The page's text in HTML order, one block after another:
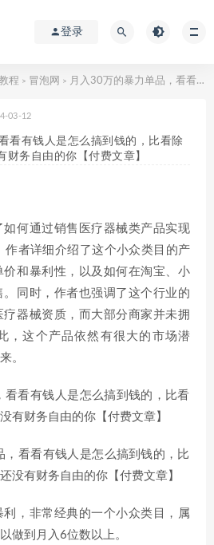
登录
程 > 冒泡网 >
03-12
害三‬更适合‮一每‬个还没‮财有‬务自由的你【付费文章】
何通过销售医疗器械类产品实现
作者详细介绍了这个小众类目的产
和暴利性，以及如何在淘宝、小
同时，作者也强调了这个行业的
器械资质，而大部分商家并未拥
，这个产品依然有很大的市场潜
。
除‮害三‬更适合‮一每‬个还没‮财有‬务自由的你【付费文章】
，非常经典的一个小众类目，属
做到月入6位数以上。